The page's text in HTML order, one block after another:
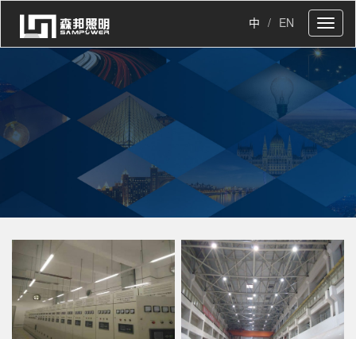
中 / EN